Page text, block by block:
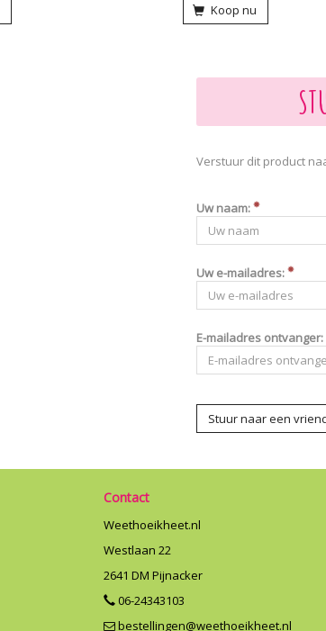
Koop nu
Verstuur dit product
Uw naam:
Uw e-mailadres:
E-mailadres ontvanger:
Stuur naar een
Contact
Weethoeikheet.nl
Westlaan 22
2641 DM Pijnacker
06-24343103
bestellingen@weethoeikheet.nl